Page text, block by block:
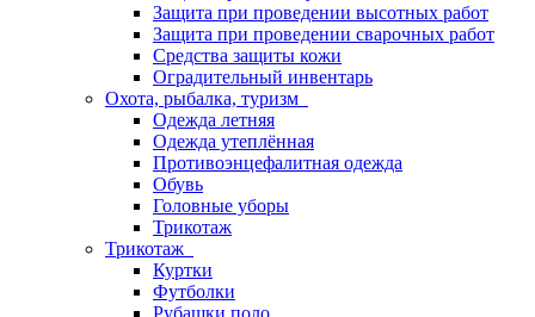
Защита при проведении высотных работ
Защита при проведении сварочных работ
Средства защиты кожи
Оградительный инвентарь
Охота, рыбалка, туризм
Одежда летняя
Одежда утеплённая
Противоэнцефалитная одежда
Обувь
Головные уборы
Трикотаж
Трикотаж
Куртки
Футболки
Рубашки поло